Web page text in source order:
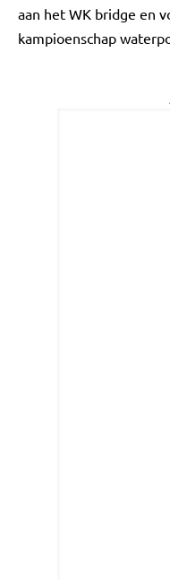
aan het WK bridge en
kampioenschap